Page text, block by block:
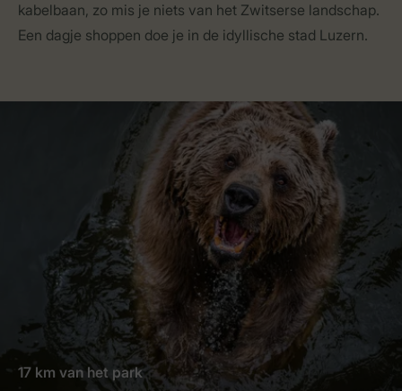
kabelbaan, zo mis je niets van het Zwitserse landschap.
Een dagje shoppen doe je in de idyllische stad Luzern.
17 km van het park